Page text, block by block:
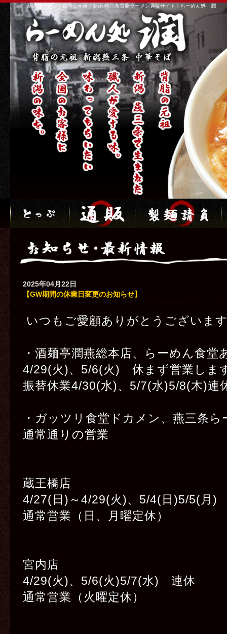
新潟ラーメン！背脂の元祖！新潟 燕三条背脂ラーメン通販サイト｜らーめん処 潤
2025年04月22日
【GW期間の休業日変更のお知らせ】
いつもご愛顧ありがとうございま
・酒麺亭潤燕総本店、らーめん食
4/29(火)、5/6(火) 休まず営業しま
振替休業4/30(水)、5/7(水)5/8(木)連
・ガッツリ食堂ドカメン、燕三条
通常通りの営業
蔵王橋店
4/27(日)～4/29(火)、5/4(日)5/5(月)
通常営業（日、月曜定休）
宮内店
4/29(火)、5/6(火)5/7(水) 連休
通常営業（火曜定休）